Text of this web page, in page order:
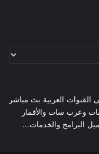
العربية بث مباشر
وعرب سات والأقمار
البرامج والخدمات...